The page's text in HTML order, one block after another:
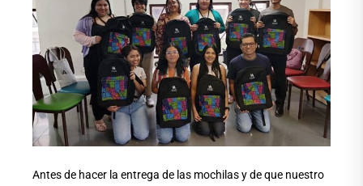
Antes de hacer la entrega de las mochilas y de que nuestro